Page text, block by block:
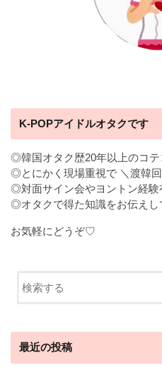
K-POPアイドルオタクです
◎韓国オタク歴20年以上のコテ
◎とにかく現場重視で ＼渡韓
◎対面サイン会やヨントン経験
◎オタクで得た知識をお伝えし
お気軽にどうぞ♡
最近の投稿